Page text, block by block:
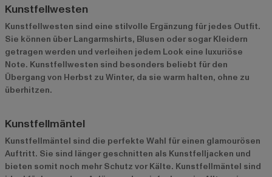
Kunstfellwesten
Kunstfellwesten sind eine stilvolle Ergänzung für jedes Outfit.
Sie können über Langarmshirts, Blusen oder sogar Kleidern
getragen werden und verleihen jedem Look eine luxuriöse
Note. Kunstfellwesten sind besonders beliebt für den
Übergang von Herbst zu Winter, da sie warm halten, ohne zu
überhitzen.
Kunstfellmäntel
Kunstfellmäntel sind die perfekte Wahl für einen glamourösen
Auftritt. Sie sind länger geschnitten als Kunstfelljacken und
bieten somit noch mehr Schutz vor Kälte. Kunstfellmäntel sind